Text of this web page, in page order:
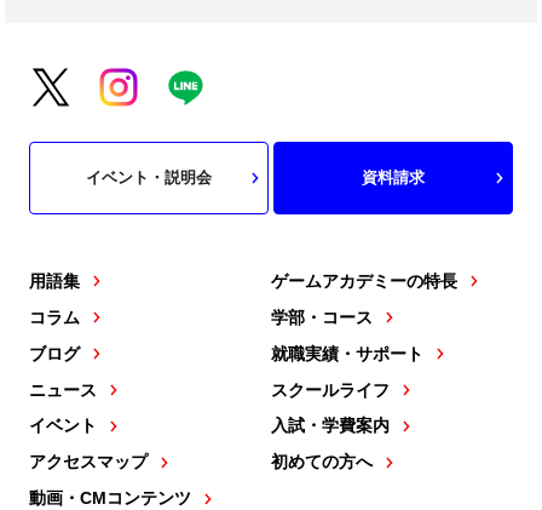
用語集
コラム
ブログ
ニュース
イベント
アクセスマップ
動画・CMコンテンツ
ゲームアカデミーの特長
学部・コース
就職実績・サポート
スクールライフ
入試・学費案内
初めての方へ
イベント・説明会 資料請求